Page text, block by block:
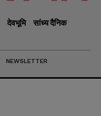
देवभूमि
सांध्य दैनिक
NEWSLETTER